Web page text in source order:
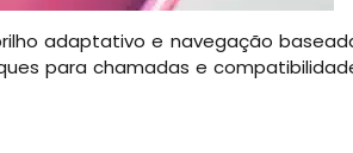
adaptativo e navegação
para chamadas e